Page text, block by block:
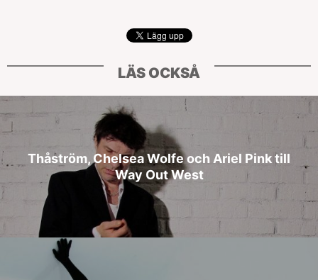
LÄS OCKSÅ
Thåström, Chelsea Wolfe och Ariel Pink till
Way Out West